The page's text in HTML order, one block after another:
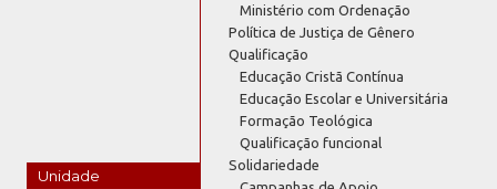
Unidade
Ministério com Ordenação
Política de Justiça de Gênero
Qualificação
Educação Cristã Contínua
Educação Escolar e Universitária
Formação Teológica
Qualificação funcional
Solidariedade